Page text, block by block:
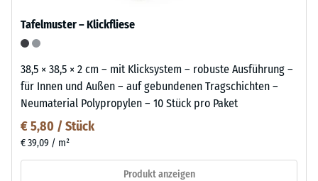
Tafelmuster – Klickfliese
38,5 × 38,5 × 2 cm – mit Klicksystem – robuste Ausführung –
für Innen und Außen – auf gebundenen Tragschichten –
Neumaterial Polypropylen – 10 Stück pro Paket
€ 5,80 / Stück
€ 39,09 / m²
Produkt anzeigen